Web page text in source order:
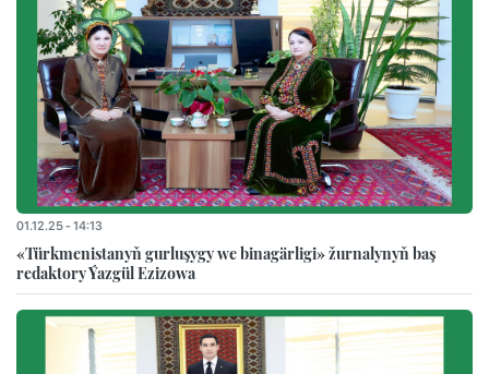
01.12.25 - 14:13
«Türkmenistanyň gurluşygy we binagärligi» žurnalynyň baş
redaktory Ýazgül Ezizowa